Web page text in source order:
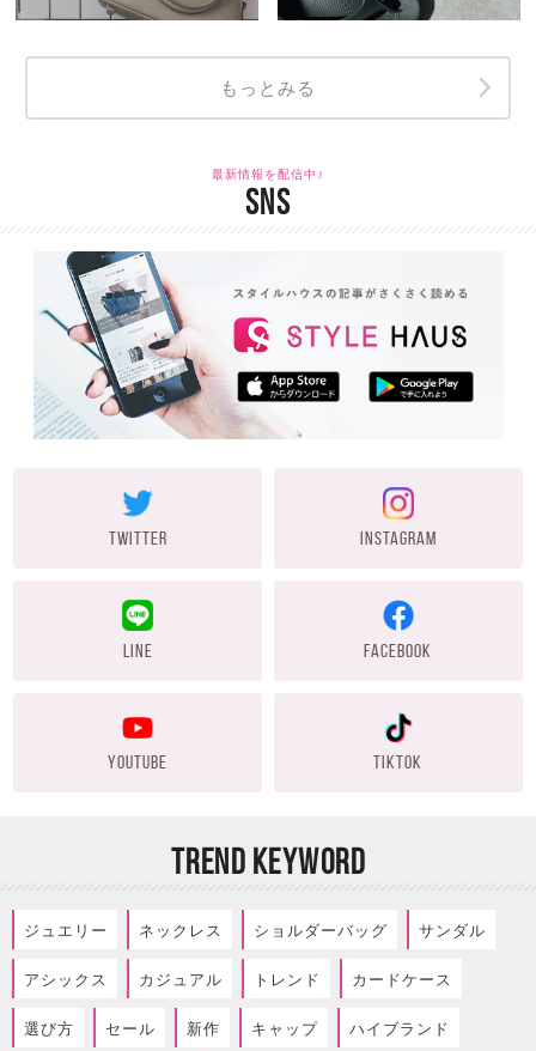
もっとみる
最新情報を配信中♪
SNS
TWITTER INSTAGRAM
LINE FACEBOOK
YOUTUBE TIKTOK
TREND KEYWORD
ジュエリー ネックレス ショルダーバッグ サンダル
アシックス カジュアル トレンド カードケース
選び方 セール 新作 キャップ ハイブランド